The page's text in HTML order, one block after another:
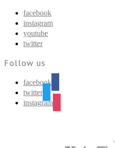
facebook
instagram
youtube
twitter
Follow us
facebook
twitter
instagram